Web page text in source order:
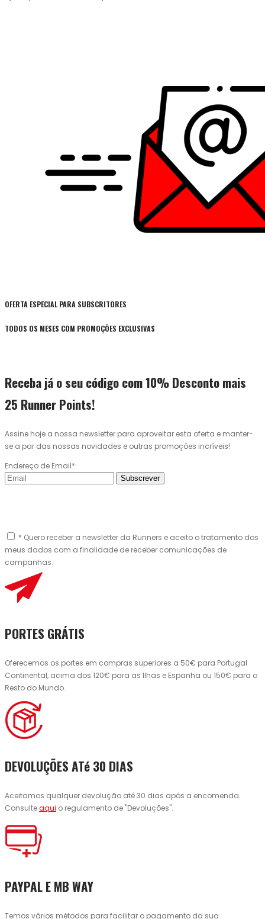
OFERTA ESPECIAL PARA SUBSCRITORES
TODOS OS MESES COM PROMOÇÕES EXCLUSIVAS
Receba já o seu código com 10% Desconto mais
25 Runner Points!
Assine hoje a nossa newsletter para aproveitar esta oferta e manter-
se a par das nossas novidades e outras promoções incríveis!
Endereço de Email*:
Subscrever
* Quero receber a newsletter da Runners e aceito o tratamento dos
meus dados com a finalidade de receber comunicações de
campanhas.
PORTES GRÁTIS
Oferecemos os portes em compras superiores a 50€ para Portugal
Continental, acima dos 120€ para as Ilhas e Espanha ou 150€ para o
Resto do Mundo.
DEVOLUÇÕES ATé 30 DIAS
Aceitamos qualquer devolução até 30 dias após a encomenda.
Consulteaqui o regulamento de "Devoluções".
PAYPAL E MB WAY
Temos vários métodos para facilitar o pagamento da sua